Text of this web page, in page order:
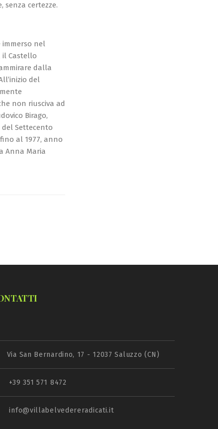
senza certezze.
immerso nel
Castello
dalla
del
non riusciva ad
Birago,
del Settecento
al 1977, anno
Anna Maria
Via San Bernardino, 17 - 12037 Saluzzo (CN)
+39 351 571 8472
info@villabelvedereradicati.it